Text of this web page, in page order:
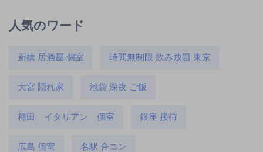
人気のワード
新橋 居酒屋 個室 時間無制限 飲み放題 東京
大宮 隠れ家 池袋 深夜 ご飯
梅田 イタリアン 個室 銀座 接待
広島 個室 名駅 合コン